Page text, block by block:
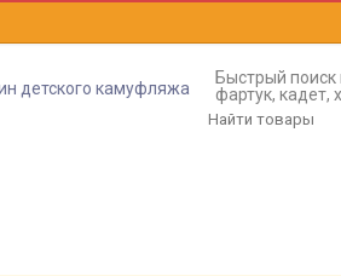
Быстрый поиск
фартук,